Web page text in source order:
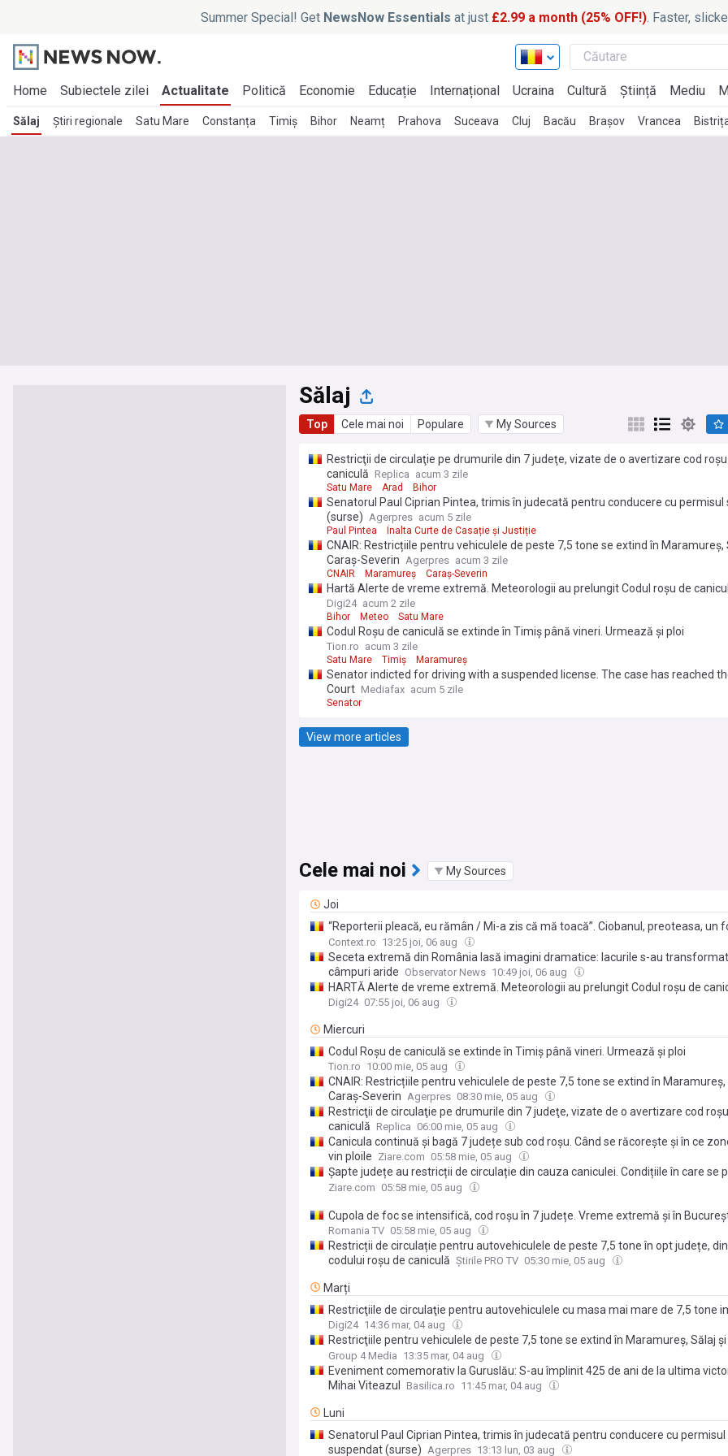
Summer Special! Get NewsNow Essentials at just £2.99 a month (25% OFF!). Faster,
Home Subiectele zilei Actualitate Politică Economie Educație Internațional Ucraina Cultură Știință Mediu
Sălaj Știri regionale Satu Mare Constanța Timiș Bihor Neamț Prahova Suceava Cluj Bacău Brașov Vrancea
Sălaj
Top Cele mai noi Populare My Sources
Restricţii de circulaţie pe drumurile din 7 judeţe, vizate de o avertizare cod
caniculă Replica acum 3 zile
Satu Mare Arad Bihor
Senatorul Paul Ciprian Pintea, trimis în judecată pentru conducere cu permisul
(surse) Agerpres acum 5 zile
Paul Pintea Înalta Curte de Casație și Justiție
CNAIR: Restricțiile pentru vehiculele de peste 7,5 tone se extind în Maramureș,
Caraș-Severin Agerpres acum 3 zile
CNAIR Maramureș Caraș-Severin
Hartă Alerte de vreme extremă. Meteorologii au prelungit Codul roșu de
anunță ploi și vijelii în mare parte a țării
Digi24 acum 2 zile
Bihor Meteo Satu Mare
Codul Roșu de caniculă se extinde în Timiș până vineri. Urmează și ploi
Tion.ro acum 3 zile
Satu Mare Timiș Maramureș
Senator indicted for driving with a suspended license. The case has reached
Court Mediafax acum 5 zile
Senator
View more articles
Cele mai noi My Sources
Joi
“Reporterii pleacă, eu rămân / Mi-a zis că mă toacă”. Ciobanul, preoteasa, un
şi o profesoară dintr-un sat transilvănean se luptă cu poluarea fermelor
porci
Context.ro 13:25 joi, 06 aug
Seceta extremă din România lasă imagini dramatice: lacurile s-au
câmpuri aride Observator News 10:49 joi, 06 aug
HARTĂ Alerte de vreme extremă. Meteorologii au prelungit Codul roșu de
anunță ploi și vijelii în mare parte a țării
Digi24 07:55 joi, 06 aug
Miercuri
Codul Roșu de caniculă se extinde în Timiș până vineri. Urmează și ploi
Tion.ro 10:00 mie, 05 aug
CNAIR: Restricțiile pentru vehiculele de peste 7,5 tone se extind în Maramureș,
Caraș-Severin Agerpres 08:30 mie, 05 aug
Restricţii de circulaţie pe drumurile din 7 judeţe, vizate de o avertizare cod
caniculă Replica 06:00 mie, 05 aug
Canicula continuă și bagă 7 județe sub cod roșu. Când se răcorește și în ce
vin ploile Ziare.com 05:58 mie, 05 aug
Șapte județe au restricții de circulație din cauza caniculei. Condițiile în care se
circula pe drumurile naționale și pe autostrăzi
Ziare.com 05:58 mie, 05 aug
Cupola de foc se intensifică, cod roșu în 7 județe. Vreme extremă și în
temperaturi de până la 38 de grade / Recomandările ISU pentru populație
Romania TV 05:58 mie, 05 aug
Restricții de circulație pentru autovehiculele de peste 7,5 tone în opt județe,
codului roșu de caniculă Știrile PRO TV 05:30 mie, 05 aug
Marți
Restricţiile de circulaţie pentru autovehiculele cu masa mai mare de 7,5 tone
timpul caniculei, extinse în alte trei județe
Digi24 14:36 mar, 04 aug
Restricţiile pentru vehiculele de peste 7,5 tone se extind în Maramureş, Sălaj şi
Severin, anunță Compania Naţională de Administrare a Infrastructurii Rutiere
Group 4 Media 13:35 mar, 04 aug
Eveniment comemorativ la Guruslău: S-au împlinit 425 de ani de la ultima
Mihai Viteazul
Basilica.ro 11:45 mar, 04 aug
Luni
Senatorul Paul Ciprian Pintea, trimis în judecată pentru conducere cu permisul
suspendat (surse) Agerpres 13:13 lun, 03 aug